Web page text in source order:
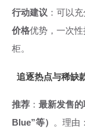
行动建议 ：可以
价格优势，一次
柜。
追逐热点与稀缺
推荐 ： 最新发售
Blue”等）
。理由